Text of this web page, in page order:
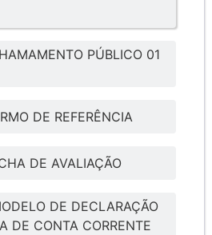
PÚBLICO 01
DE REFERÊNCIA
DE AVALIAÇÃO
DE DECLARAÇÃO
DE CONTA CORRENTE